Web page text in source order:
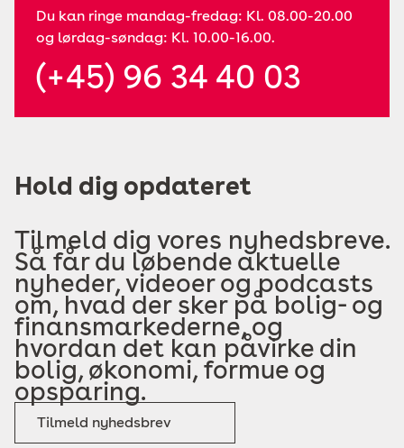
Du kan ringe mandag-fredag: Kl. 08.00-20.00
og lørdag-søndag: Kl. 10.00-16.00.
(+45) 96 34 40 03
Hold dig opdateret
Tilmeld dig vores nyhedsbreve.
Så får du løbende aktuelle
nyheder, videoer og podcasts
om, hvad der sker på bolig- og
finansmarkederne, og
hvordan det kan påvirke din
bolig, økonomi, formue og
opsparing.
Tilmeld nyhedsbrev